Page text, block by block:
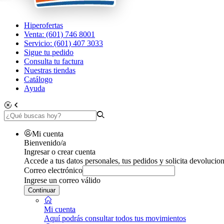
Hiperofertas
Venta: (601) 746 8001
Servicio: (601) 407 3033
Sigue tu pedido
Consulta tu factura
Nuestras tiendas
Catálogo
Ayuda
Mi cuenta
Bienvenido/a
Ingresar o crear cuenta
Accede a tus datos personales, tus pedidos y solicita
Correo electrónico
Ingrese un correo válido
Continuar
Mi cuenta
Aquí podrás consultar todos tus movimientos